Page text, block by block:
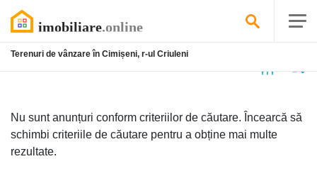
Terenuri de vânzare în Cimișeni, r-ul Criuleni
Nu sunt anunțuri conform criteriilor de căutare. Încearcă să
schimbi criteriile de căutare pentru a obține mai multe
rezultate.